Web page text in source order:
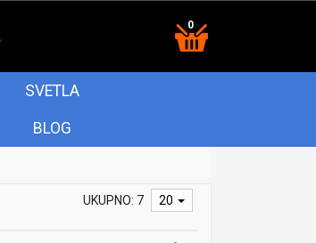
0
SVETLA
BLOG
UKUPNO: 7 20